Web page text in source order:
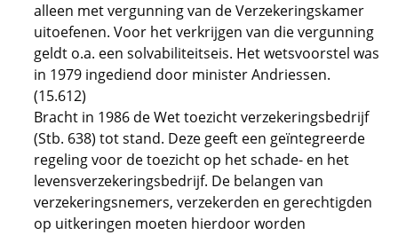
alleen met vergunning van de Verzekeringskamer
uitoefenen. Voor het verkrijgen van die vergunning
geldt o.a. een solvabiliteitseis. Het wetsvoorstel was
in 1979 ingediend door minister Andriessen.
(15.612)
Bracht in 1986 de Wet toezicht verzekeringsbedrijf
(Stb. 638) tot stand. Deze geeft een geïntegreerde
regeling voor de toezicht op het schade- en het
levensverzekeringsbedrijf. De belangen van
verzekeringsnemers, verzekerden en gerechtigden
op uitkeringen moeten hierdoor worden